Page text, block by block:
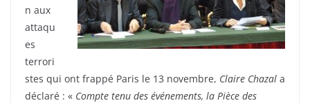
n aux
attaqu
es
terrori
stes qui ont frappé Paris le 13 novembre, Claire Chazal a
déclaré : « Compte tenu des événements, la Pièce des